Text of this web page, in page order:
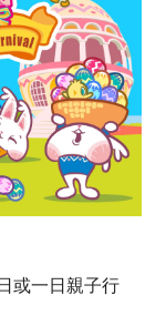
或一日親子行